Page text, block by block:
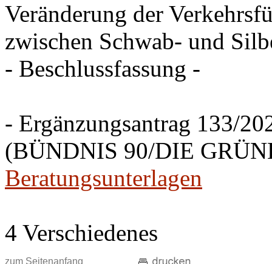
Veränderung der
zwischen Schwab- und
- Beschlussfassung -
- Ergänzungsantrag 133/
(BÜNDNIS 90/DIE
Beratungsunterlagen
4 Verschiedenes
zum Seitenanfang